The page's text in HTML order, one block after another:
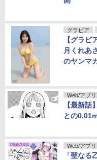
グラビア
【グラビ
月くれあ
のヤンマ
Web/アプリ
【最新
との
Web/アプリ
「聖なる